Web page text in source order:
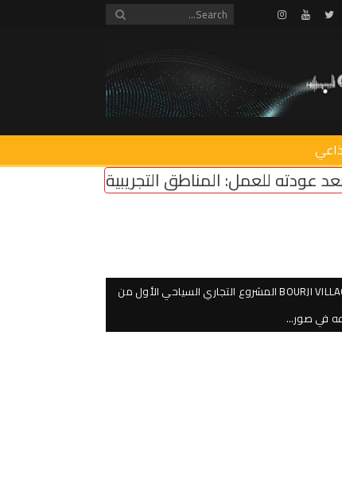
Twitter
Youtube
Instagram
التجريبية مزحة وعودة مؤسسات الدولة
BOURJI VILLAGE المشروع التجاري السياحي الأول من
في صور…